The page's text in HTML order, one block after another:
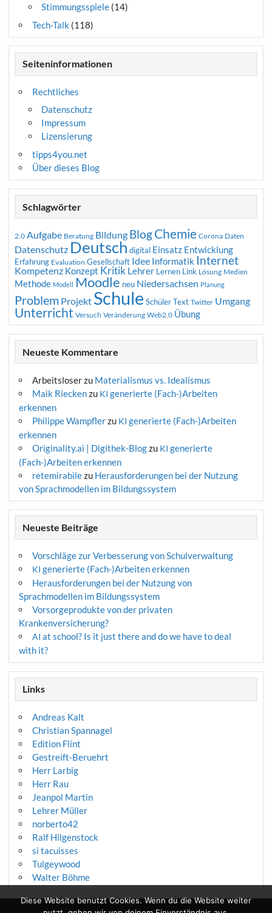
Stimmungsspiele(14)
Tech-Talk (118)
Seiteninformationen
Rechtliches
Datenschutz
Impressum
Lizensierung
tipps4you.net
Über dieses Blog
Schlagwörter
2.0 Aufgabe Beratung Bildung BlogChemie Corona Daten
Datenschutz Deutsch digital Einsatz Entwicklung
Erfahrung Evaluation Gesellschaft Idee Informatik Internet
Kompetenz Konzept Kritik Lehrer Lernen Link Lösung Medien
Methode Modell Moodle neu Niedersachsen Planung
Problem Projekt Schule Schüler Text Twitter Umgang
Unterricht Versuch Veränderung Web2.0 Übung
Neueste Kommentare
Arbeitsloserzu Materialismus vs. Idealismus
Maik Rieckenzu KI generierte (Fach-)Arbeiten
erkennen
Philippe Wampflerzu KI generierte (Fach-)Arbeiten
erkennen
Originality.ai | Digithek-Blogzu KI generierte
(Fach-)Arbeiten erkennen
retemirabilezu Herausforderungen bei der Nutzung
von Sprachmodellen im Bildungssystem
Neueste Beiträge
Vorschläge zur Verbesserung von Schulverwaltung
KI generierte (Fach-)Arbeiten erkennen
Herausforderungen bei der Nutzung von
Sprachmodellen im Bildungssystem
Vorsorgeprodukte von der privaten
Krankenversicherung?
AI at school? Is it just there and do we have to deal
with it?
Links
Andreas Kalt
Christian Spannagel
Edition Flint
Gestreift-Beruehrt
Herr Larbig
Herr Rau
Jeanpol Martin
Lehrer Müller
norberto42
Ralf Hilgenstock
si tacuisses
Tulgeywood
Walter Böhme
Diese Website benutzt Cookies. Wenn du die Website weiter